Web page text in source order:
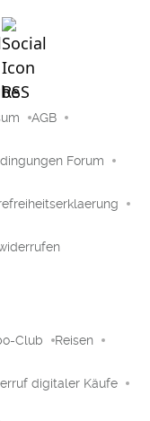
AGB
Forum
Club Reisen
digitaler Käufe